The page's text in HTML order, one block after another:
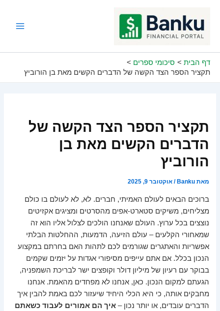
דף הבית
סיכומי ספרים
תקציר הספר הצד הקשה של הדברים הקשים מאת בן הורוביץ
תקציר הספר הצד הקשה של
הדברים הקשים מאת בן
הורוביץ
מאתBanku
/אוקטובר 9, 2025
ברוכים הבאים לעולם האמיתי, חברים. לא, לא לעולם בו כולם
מצליחים, משיקים סטארט-אפים מהסרטים ומציגים אקזיטים
נוצצים בכל ערוץ. העולם שאנחנו הולכים לצלול אליו הוא זה
שמאחורי הקלעים – עולם הזיעה, הדמעות, ההחלטות הבלתי
אפשריות והאתגרים שגורמים לכם לתהות האם בחרתם במקצוע
הנכון בכלל. אם אתם עייפים מסיפורי אגדות על יזמים שקמים
בבוקר עם רעיון של מיליון דולר וקופצים ישר לבריכת השמפניה,
הגעתם למקום הנכון. כאן, אנחנו לא מפחדים מהאמת. אנחנו
מחבקים אותה, כי היא הכלי היחיד שיעזור לכם באמת להבין איך
הדברים עובדים, או יותר נכון –איך הם אמורים לעבוד כשאתם